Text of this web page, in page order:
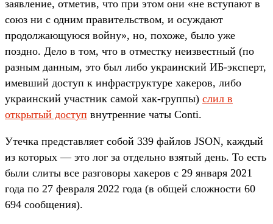
заявление, отметив, что при этом они «не вступают в
союз ни с одним правительством, и осуждают
продолжающуюся войну», но, похоже, было уже
поздно. Дело в том, что в отместку неизвестный (по
разным данным, это был либо украинский ИБ-эксперт,
имевший доступ к инфраструктуре хакеров, либо
украинский участник самой хак-группы) слил в
открытый доступ внутренние чаты Conti.
Утечка представляет собой 339 файлов JSON, каждый
из которых — это лог за отдельно взятый день. То есть
были слиты все разговоры хакеров с 29 января 2021
года по 27 февраля 2022 года (в общей сложности 60
694 сообщения).